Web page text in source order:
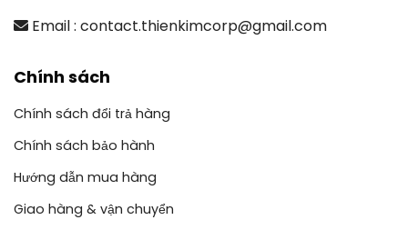
Email : contact.thienkimcorp@gmail.com
Chính sách
Chính sách đổi trả hàng
Chính sách bảo hành
Hướng dẫn mua hàng
Giao hàng & vận chuyển